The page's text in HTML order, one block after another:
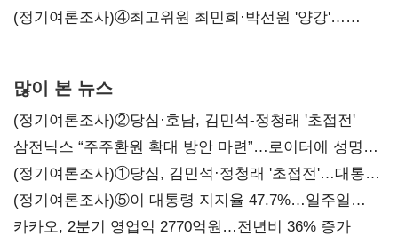
'한 자릿수'
(정기여론조사)④최고위원 최민희·박선원 '양강'…
많이 본 뉴스
(정기여론조사)②당심·호남, 김민석-정청래 '초접전'
삼전닉스 “주주환원 확대 방안 마련”…로이터에 성명
보내
(정기여론조사)①당심, 김민석·정청래 '초접전'…대통령
지지도 '50% 아래로'(종합)
(정기여론조사)⑤이 대통령 지지율 47.7%…일주일
만에 다시 40%대
카카오, 2분기 영업익 2770억원…전년비 36% 증가